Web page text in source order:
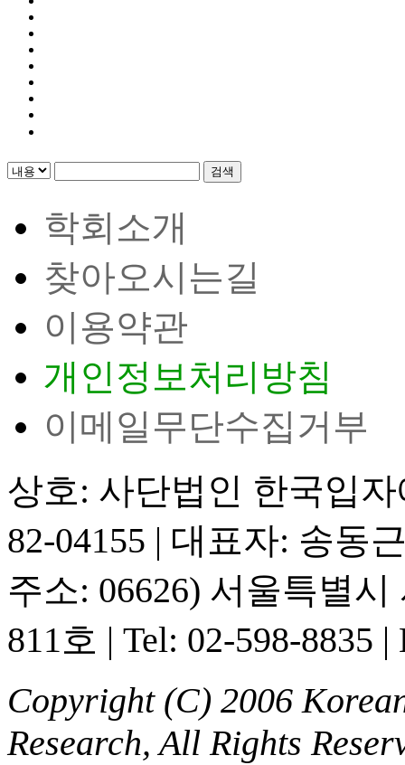
검색
학회소개
찾아오시는길
이용약관
개인정보처리방침
이메일무단수집거부
상호: 사단법인 한국입
82-04155 | 대표자: 송동
주소: 06626) 서울특별
811호 | Tel: 02-598-8835 |
Copyright (C) 2006
Research, All Rights